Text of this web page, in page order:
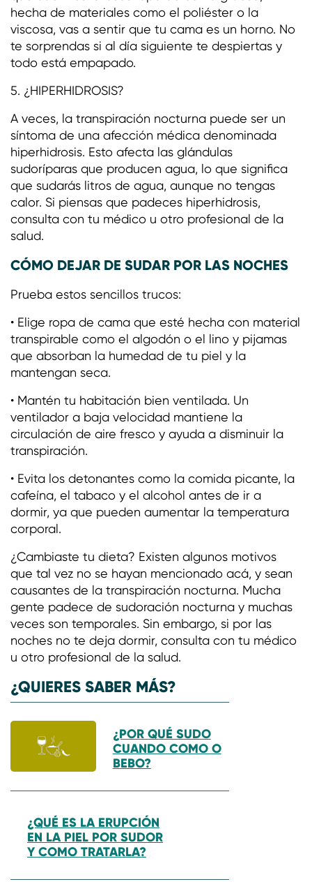
hecha de materiales como el poliéster o la
viscosa, vas a sentir que tu cama es un horno. No
te sorprendas si al día siguiente te despiertas y
todo está empapado.
5. ¿HIPERHIDROSIS?
A veces, la transpiración nocturna puede ser un
síntoma de una afección médica denominada
hiperhidrosis. Esto afecta las glándulas
sudoríparas que producen agua, lo que significa
que sudarás litros de agua, aunque no tengas
calor. Si piensas que padeces hiperhidrosis,
consulta con tu médico u otro profesional de la
salud.
CÓMO DEJAR DE SUDAR POR LAS NOCHES
Prueba estos sencillos trucos:
• Elige ropa de cama que esté hecha con material
transpirable como el algodón o el lino y pijamas
que absorban la humedad de tu piel y la
mantengan seca.
• Mantén tu habitación bien ventilada. Un
ventilador a baja velocidad mantiene la
circulación de aire fresco y ayuda a disminuir la
transpiración.
• Evita los detonantes como la comida picante, la
cafeína, el tabaco y el alcohol antes de ir a
dormir, ya que pueden aumentar la temperatura
corporal.
¿Cambiaste tu dieta? Existen algunos motivos
que tal vez no se hayan mencionado acá, y sean
causantes de la transpiración nocturna. Mucha
gente padece de sudoración nocturna y muchas
veces son temporales. Sin embargo, si por las
noches no te deja dormir, consulta con tu médico
u otro profesional de la salud.
¿QUIERES SABER MÁS?
¿POR QUÉ SUDO
CUANDO COMO O
BEBO?
¿QUÉ ES LA ERUPCIÓN
EN LA PIEL POR SUDOR
Y COMO TRATARLA?